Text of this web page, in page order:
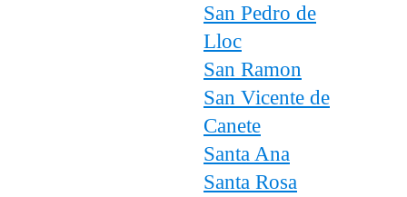
San Pedro de
Lloc
San Ramon
San Vicente de
Canete
Santa Ana
Santa Rosa